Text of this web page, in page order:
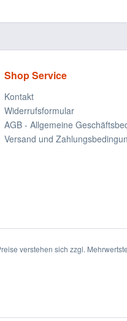
Shop Service
Kontakt
Widerrufsformular
AGB - Allgemeine
Versand und
verstehen sich zzgl.